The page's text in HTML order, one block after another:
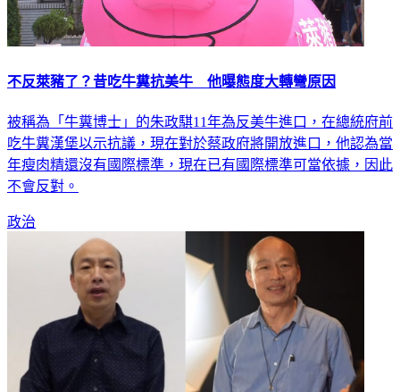
不反萊豬了？昔吃牛糞抗美牛 他曝態度大轉彎原因
被稱為「牛糞博士」的朱政騏11年為反美牛進口，在總統府前
吃牛糞漢堡以示抗議，現在對於蔡政府將開放進口，他認為當
年瘦肉精還沒有國際標準，現在已有國際標準可當依據，因此
不會反對。
政治